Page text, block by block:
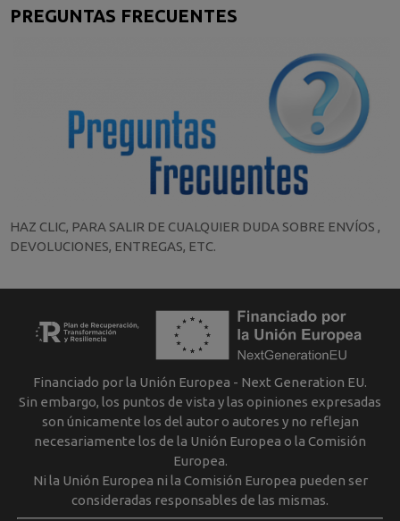
PREGUNTAS FRECUENTES
HAZ CLIC, PARA SALIR DE CUALQUIER DUDA SOBRE ENVÍOS ,
DEVOLUCIONES, ENTREGAS, ETC.
Financiado por la Unión Europea - Next Generation EU.
Sin embargo, los puntos de vista y las opiniones expresadas
son únicamente los del autor o autores y no reflejan
necesariamente los de la Unión Europea o la Comisión
Europea.
Ni la Unión Europea ni la Comisión Europea pueden ser
consideradas responsables de las mismas.